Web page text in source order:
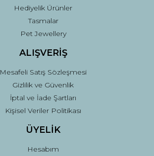
Hediyelik Ürünler
Tasmalar
Pet Jewellery
ALIŞVERİŞ
Mesafeli Satış Sözleşmesi
Gizlilik ve Güvenlik
İptal ve İade Şartları
Kişisel Veriler Politikası
ÜYELİK
Hesabım